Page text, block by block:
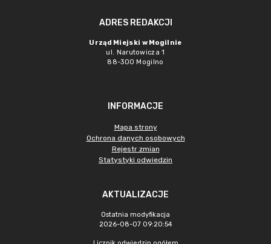
ADRES REDAKCJI
Urząd Miejski w Mogilnie
ul. Narutowicza 1
88-300 Mogilno
INFORMACJE
Mapa strony
Ochrona danych osobowych
Rejestr zmian
Statystyki odwiedzin
AKTUALIZACJE
Ostatnia modyfikacja
2026-08-07 09:20:54